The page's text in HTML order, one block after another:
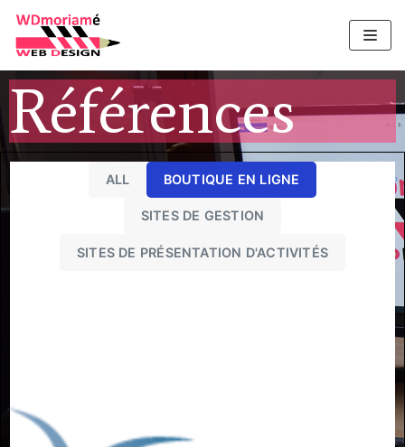
Aller
au
contenu
Références
ALL BOUTIQUE EN LIGNE
SITES DE GESTION
SITES DE PRÉSENTATION D'ACTIVITÉS